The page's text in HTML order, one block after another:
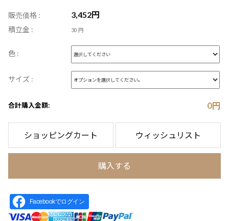
販売価格 : 3,452円
積立金 : 30 円
色 :
サイズ :
合計購入金額: 0円
ショッピングカート ウィッシュリスト
購入する
Facebookでログイン